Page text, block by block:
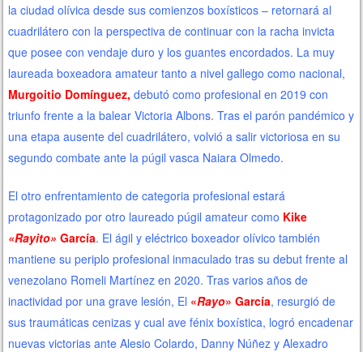
la ciudad olívica desde sus comienzos boxísticos – retornará al
cuadrilátero con la perspectiva de continuar con la racha invicta
que posee con vendaje duro y los guantes encordados. La muy
laureada boxeadora amateur tanto a nivel gallego como nacional,
Murgoitio Domínguez, debutó como profesional en 2019 con
triunfo frente a la balear Victoria Albons. Tras el parón pandémico y
una etapa ausente del cuadrilátero, volvió a salir victoriosa en su
segundo combate ante la púgil vasca Naiara Olmedo.
El otro enfrentamiento de categoria profesional estará
protagonizado por otro laureado púgil amateur como Kike
«Rayito»García. El ágil y eléctrico boxeador olívico también
mantiene su periplo profesional inmaculado tras su debut frente al
venezolano Romeli Martínez en 2020. Tras varios años de
inactividad por una grave lesión, El «Rayo» García, resurgió de
sus traumáticas cenizas y cual ave fénix boxística, logró encadenar
nuevas victorias ante Alesio Colardo, Danny Núñez y Alexadro